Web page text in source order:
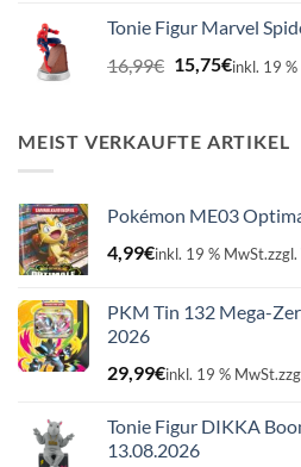
16,99€15,75€.
Tonie Figur Marvel
16,99€ Ursprünglicher
Preis
16,99€
15,75€
15,75€.
inkl. 19
MEIST VERKAUFTE ARTIKEL
Pokémon ME03
4,99€inkl. 19 % MwSt.zzgl.
PKM Tin 132 Mega-
2026
29,99€inkl. 19 % MwSt.
Tonie Figur DIKKA
13.08.2026